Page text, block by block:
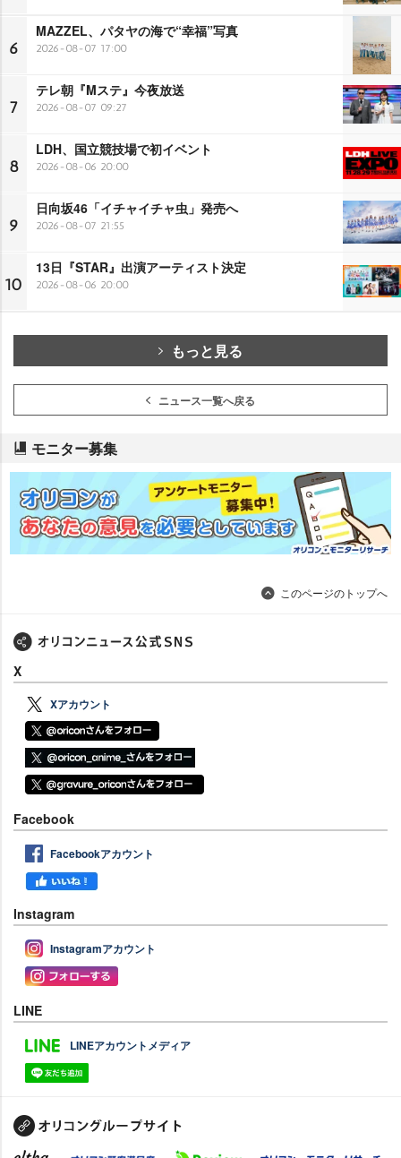
6
MAZZEL、パタヤの海で“幸福”写真
2026-08-07 17:00
7
テレ朝『Mステ』今夜放送
2026-08-07 09:27
8
LDH、国立競技場で初イベント
2026-08-06 20:00
9
日向坂46「イチャイチャ虫」発売へ
2026-08-07 21:55
10
13日『STAR』出演アーティスト決定
2026-08-06 20:00
もっと見る
ニュース一覧へ戻る
モニター募集
このページのトップへ
X
Xアカウント
Facebook
Facebookアカウント
Instagram
Instagramアカウント
LINE
LINEアカウントメディア